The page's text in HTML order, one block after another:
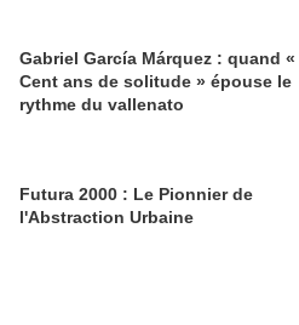
Gabriel García Márquez : quand «
Cent ans de solitude » épouse le
rythme du vallenato
Futura 2000 : Le Pionnier de
l'Abstraction Urbaine